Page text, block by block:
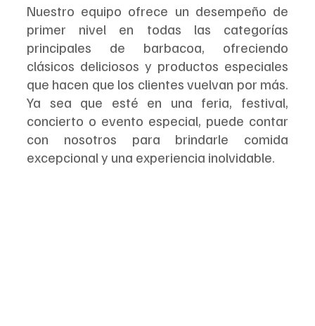
Nuestro equipo ofrece un desempeño de
primer nivel en todas las categorías
principales de barbacoa, ofreciendo
clásicos deliciosos y productos especiales
que hacen que los clientes vuelvan por más.
Ya sea que esté en una feria, festival,
concierto o evento especial, puede contar
con nosotros para brindarle comida
excepcional y una experiencia inolvidable.